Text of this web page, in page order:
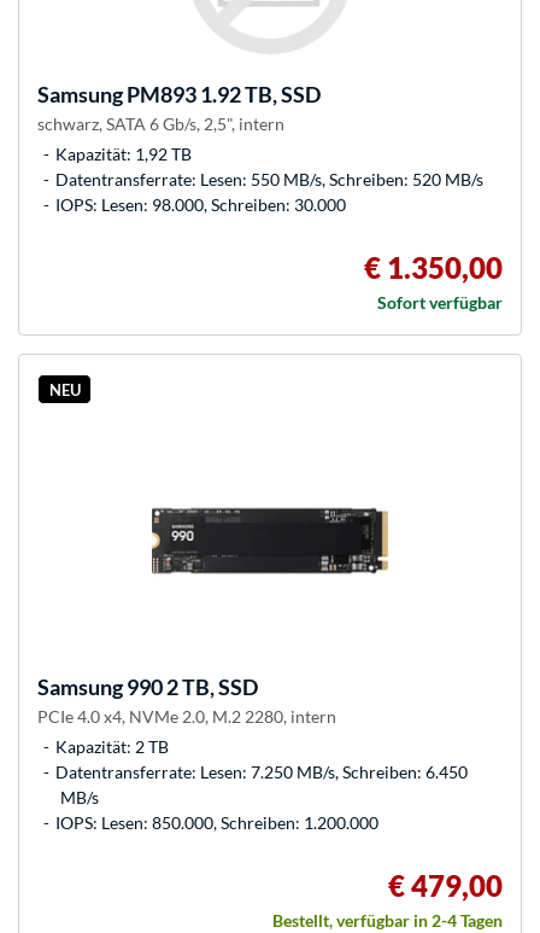
SamsungPM893 1.92 TB, SSD
schwarz, SATA 6 Gb/s, 2,5", intern
Kapazität: 1,92 TB
Datentransferrate: Lesen: 550 MB/s, Schreiben: 520 MB/s
IOPS: Lesen: 98.000, Schreiben: 30.000
€ 1.350,00
Sofort verfügbar
NEU
Samsung990 2 TB, SSD
PCIe 4.0 x4, NVMe 2.0, M.2 2280, intern
Kapazität: 2 TB
Datentransferrate: Lesen: 7.250 MB/s, Schreiben: 6.450
MB/s
IOPS: Lesen: 850.000, Schreiben: 1.200.000
€ 479,00
Bestellt, verfügbar in 2-4 Tagen